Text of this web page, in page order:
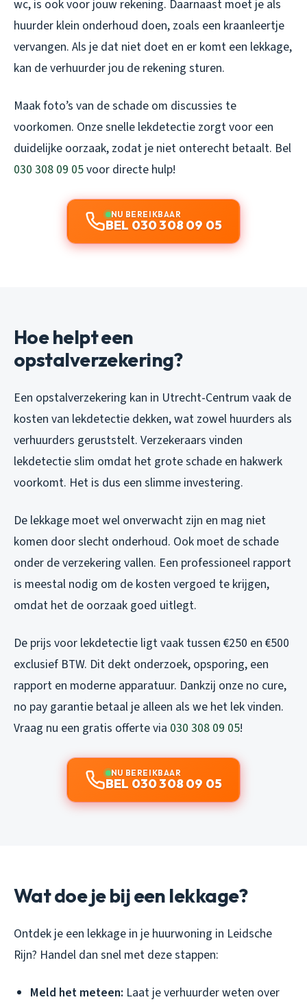
wc, is ook voor jouw rekening. Daarnaast moet je als
huurder klein onderhoud doen, zoals een kraanleertje
vervangen. Als je dat niet doet en er komt een lekkage,
kan de verhuurder jou de rekening sturen.
Maak foto’s van de schade om discussies te
voorkomen. Onze snelle lekdetectie zorgt voor een
duidelijke oorzaak, zodat je niet onterecht betaalt. Bel
030 308 09 05voor directe hulp!
NU BEREIKBAAR
BEL 030 308 09 05
Hoe helpt een
opstalverzekering?
Een opstalverzekering kan in Utrecht-Centrum vaak de
kosten van lekdetectie dekken, wat zowel huurders als
verhuurders geruststelt. Verzekeraars vinden
lekdetectie slim omdat het grote schade en hakwerk
voorkomt. Het is dus een slimme investering.
De lekkage moet wel onverwacht zijn en mag niet
komen door slecht onderhoud. Ook moet de schade
onder de verzekering vallen. Een professioneel rapport
is meestal nodig om de kosten vergoed te krijgen,
omdat het de oorzaak goed uitlegt.
De prijs voor lekdetectie ligt vaak tussen €250 en €500
exclusief BTW. Dit dekt onderzoek, opsporing, een
rapport en moderne apparatuur. Dankzij onze no cure,
no pay garantie betaal je alleen als we het lek vinden.
Vraag nu een gratis offerte via 030 308 09 05!
NU BEREIKBAAR
BEL 030 308 09 05
Wat doe je bij een lekkage?
Ontdek je een lekkage in je huurwoning in Leidsche
Rijn? Handel dan snel met deze stappen:
Meld het meteen: Laat je verhuurder weten over